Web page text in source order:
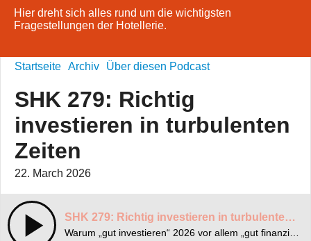
Hier dreht sich alles rund um die wichtigsten
Fragestellungen der Hotellerie.
Startseite Archiv Über diesen Podcast
SHK 279: Richtig
investieren in turbulenten
Zeiten
22. March 2026
SHK 279: Richtig investieren in turbulenten Zeiten